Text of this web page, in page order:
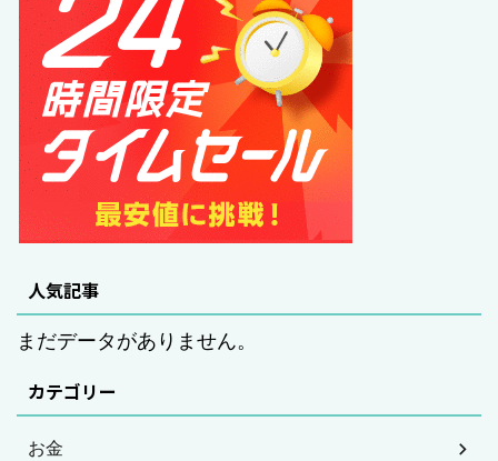
人気記事
まだデータがありません。
カテゴリー
お金